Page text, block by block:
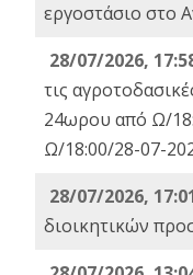
εργοστάσιο στο
28/07/2026,
τις
24ωρου από Ω/
Ω/18:00/28-07-
28/07/2026,
διοικητικών